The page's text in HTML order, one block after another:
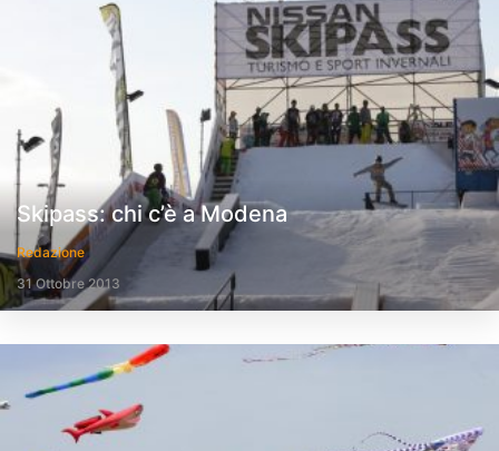
Skipass: chi c’è a Modena
Redazione
31 Ottobre 2013